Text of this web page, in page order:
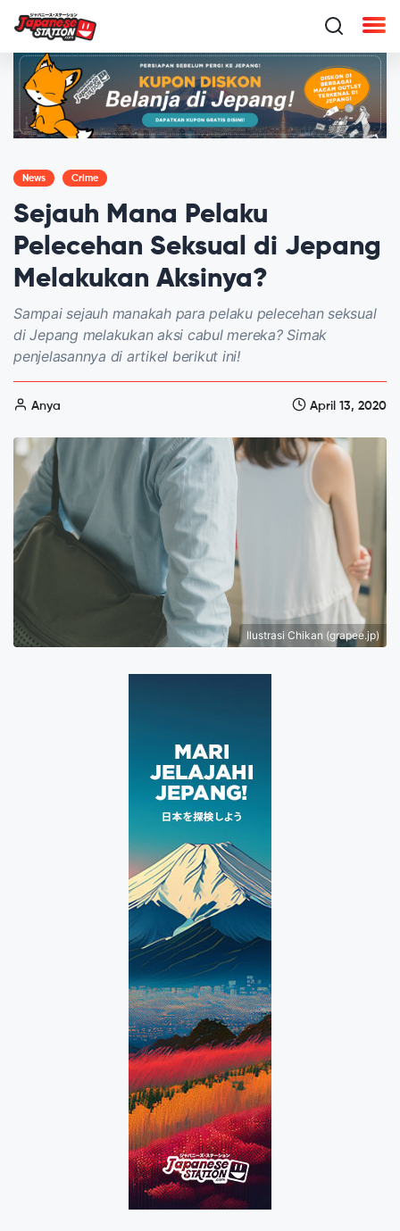
News Crime
Sejauh Mana Pelaku
Pelecehan Seksual di Jepang
Melakukan Aksinya?
Sampai sejauh manakah para pelaku pelecehan seksual
di Jepang melakukan aksi cabul mereka? Simak
penjelasannya di artikel berikut ini!
Anya April 13, 2020
Ilustrasi Chikan (grapee.jp)